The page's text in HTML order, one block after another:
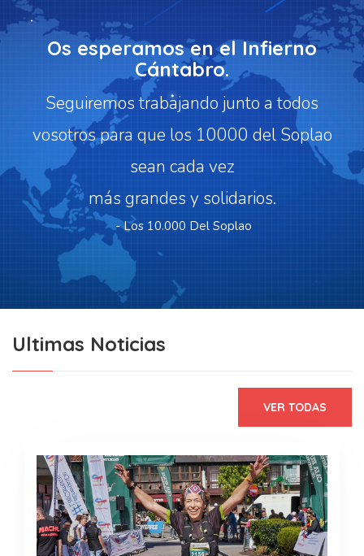
Os esperamos en el Infierno
Cántabro.
Seguiremos trabajando junto a todos
vosotros para que los 10000 del Soplao
sean cada vez
más grandes y solidarios.
-Los 10.000 Del Soplao
Ultimas Noticias
VER TODAS